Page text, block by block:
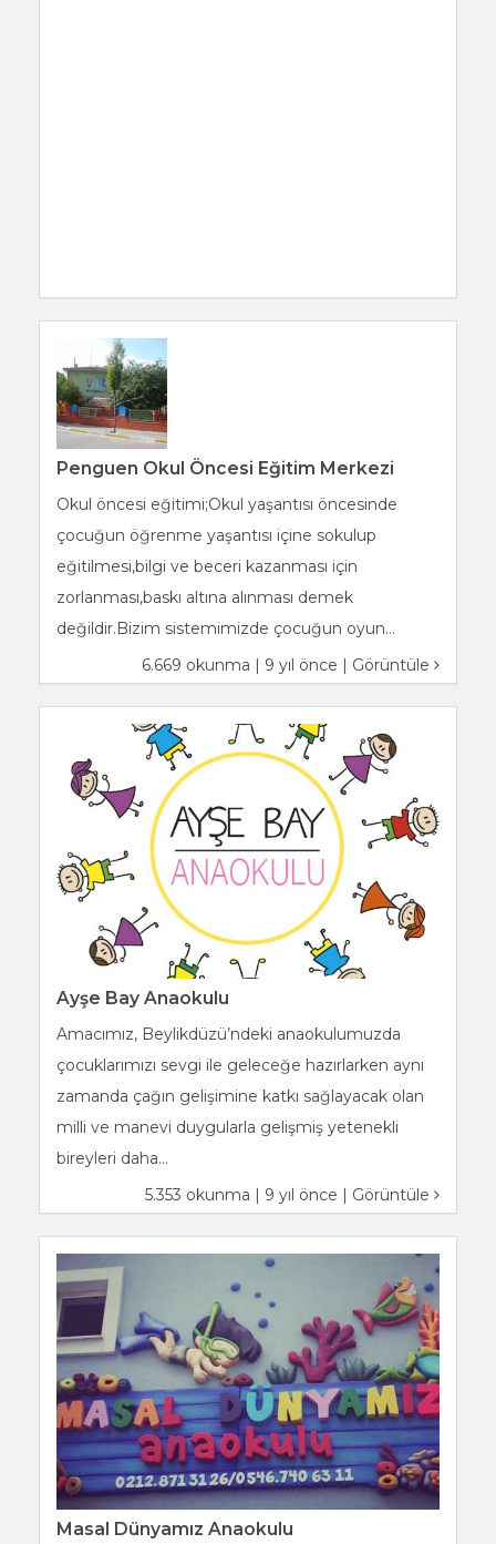
Penguen Okul Öncesi Eğitim Merkezi
Okul öncesi eğitimi;Okul yaşantısı öncesinde
çocuğun öğrenme yaşantısı içine sokulup
eğitilmesi,bilgi ve beceri kazanması için
zorlanması,baskı altına alınması demek
değildir.Bizim sistemimizde çocuğun oyun...
6.669 okunma | 9 yıl önce | Görüntüle
Ayşe Bay Anaokulu
Amacımız, Beylikdüzü’ndeki anaokulumuzda
çocuklarımızı sevgi ile geleceğe hazırlarken aynı
zamanda çağın gelişimine katkı sağlayacak olan
milli ve manevi duygularla gelişmiş yetenekli
bireyleri daha...
5.353 okunma | 9 yıl önce | Görüntüle
Masal Dünyamız Anaokulu